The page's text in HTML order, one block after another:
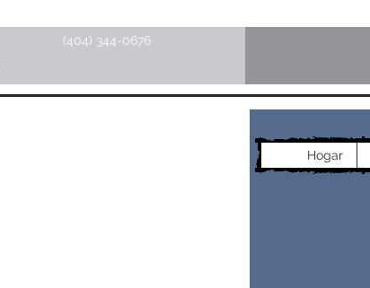
(404) 344-0676
Hogar